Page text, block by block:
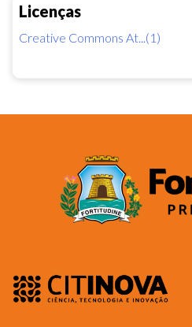
Licenças
Creative Commons At...(1)